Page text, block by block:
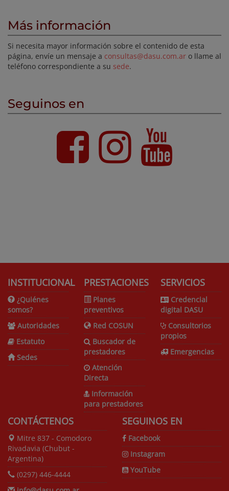
Más información
Si necesita mayor información sobre el contenido de esta
página, envíe un mensaje a consultas@dasu.com.ar o llame al
teléfono correspondiente a su sede.
Seguinos en
INSTITUCIONAL
¿Quiénes
somos?
Autoridades
Estatuto
Sedes
PRESTACIONES
Planes
preventivos
Red COSUN
Buscador de
prestadores
Atención
Directa
Información
para prestadores
SERVICIOS
Credencial
digital DASU
Consultorios
propios
Emergencias
CONTÁCTENOS
Mitre 837 - Comodoro
Rivadavia (Chubut -
Argentina)
(0297) 446-4444
SEGUINOS EN
Facebook
Instagram
YouTube